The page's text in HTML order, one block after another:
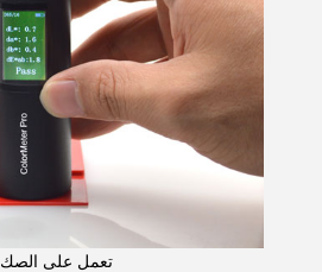
تعمل على الصك